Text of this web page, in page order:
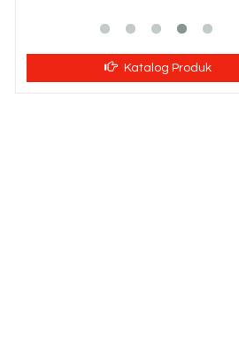
Katalog Produk